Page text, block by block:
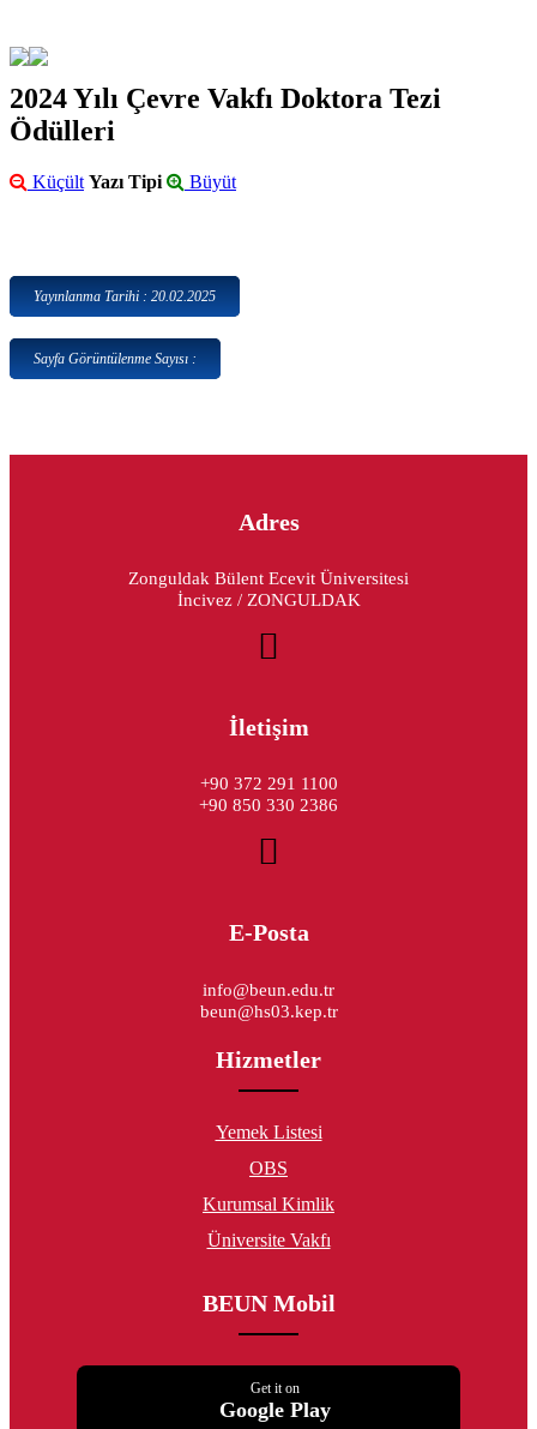
2024 Yılı Çevre Vakfı Doktora Tezi
Ödülleri
Küçült Yazı Tipi Büyüt
Yayınlanma Tarihi : 20.02.2025
Sayfa Görüntülenme Sayısı :
Adres
Zonguldak Bülent Ecevit Üniversitesi
İncivez / ZONGULDAK
İletişim
+90 372 291 1100
+90 850 330 2386
E-Posta
info@beun.edu.tr
beun@hs03.kep.tr
Hizmetler
Yemek Listesi
OBS
Kurumsal Kimlik
Üniversite Vakfı
BEUN Mobil
Get it on
Google Play